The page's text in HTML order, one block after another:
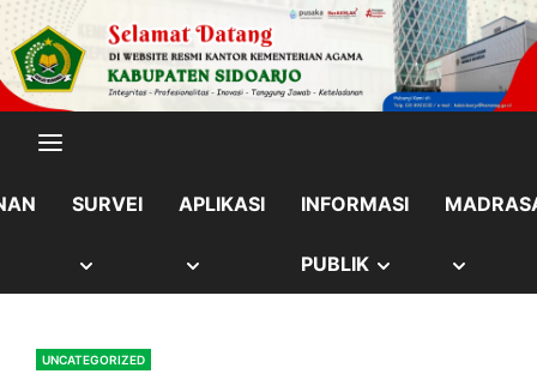
content
Skip
to
content
SURVEI APLIKASI INFORMASI
PUBLIK SHOW
UNCATEGORIZED